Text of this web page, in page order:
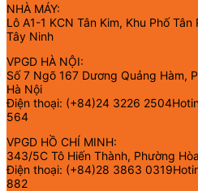
NHÀ MÁY:
Lô A1-1 KCN Tân Kim, Khu Phố
Tây Ninh
VPGD HÀ NỘI:
Số 7 Ngõ 167 Dương Quảng Hàm,
Hà Nội
Điện thoại: (+84)24 3226
564
VPGD HỒ CHÍ MINH:
343/5C Tô Hiến Thành, Phường
Điện thoại: (+84)28 3863
882